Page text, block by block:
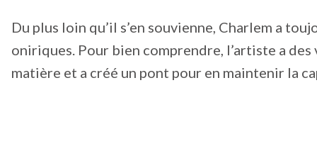
Du plus loin qu’il s’en souvienne, Charlem a
oniriques. Pour bien comprendre, l’artiste a
matière et a créé un pont pour en maintenir la